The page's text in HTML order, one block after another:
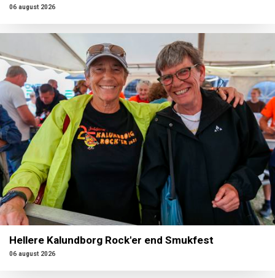
06 august 2026
Hellere Kalundborg Rock'er end Smukfest
06 august 2026